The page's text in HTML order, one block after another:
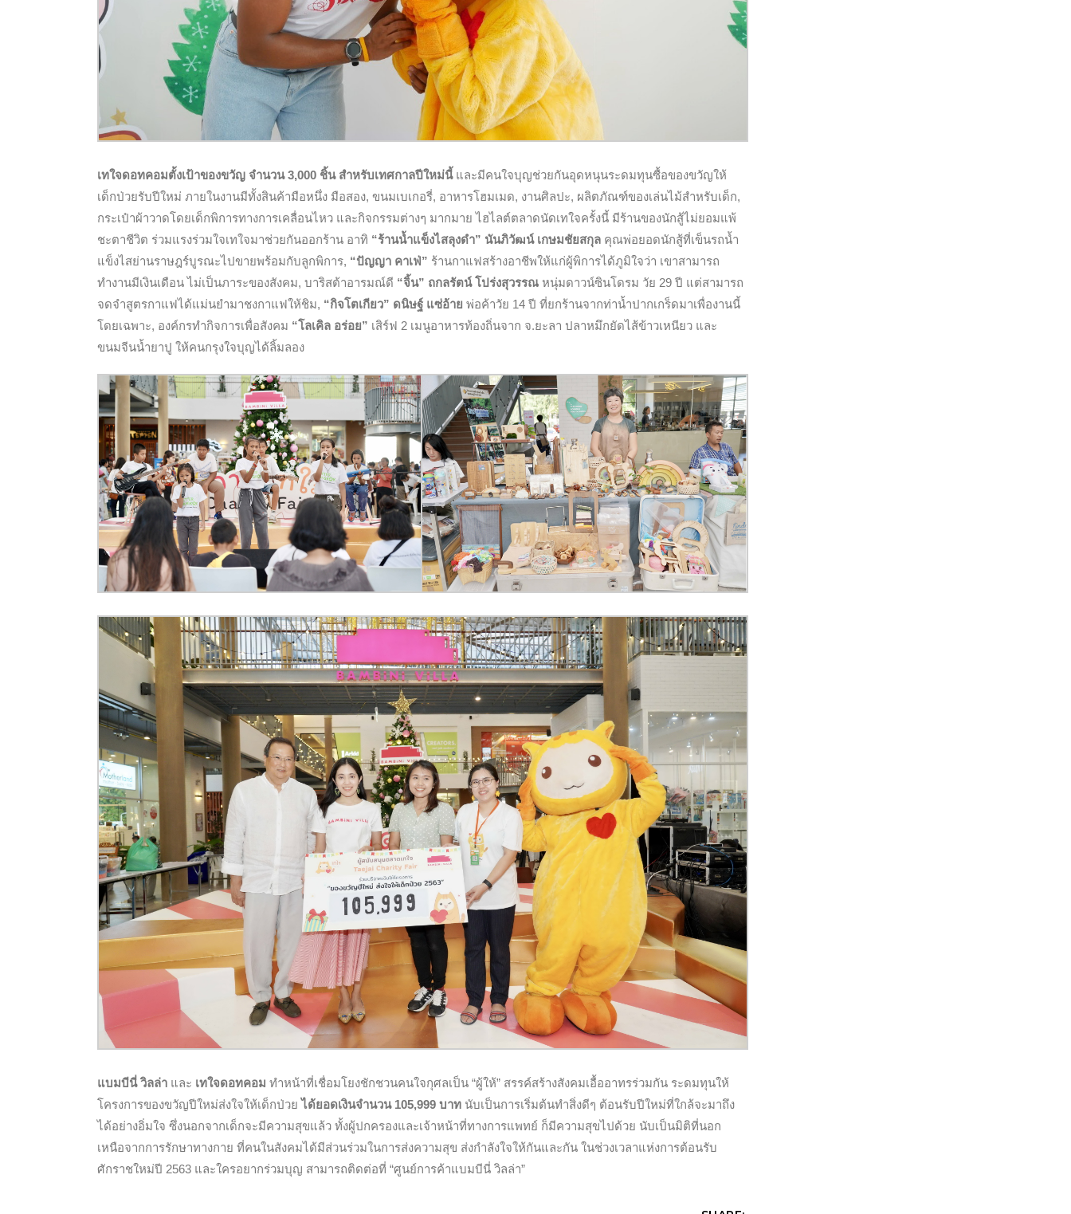
เทใจดอทคอมตั้งเป้าของขวัญ จำนวน 3,000 ชิ้น สำหรับเทศกาลปีใหม่นี้และมีคนใจบุญช่วยกันอุดหนุนระดมทุนซื้อของขวัญให้
เด็กป่วยรับปีใหม่ ภายในงานมีทั้งสินค้ามือหนึ่ง มือสอง, ขนมเบเกอรี่, อาหารโฮมเมด, งานศิลปะ, ผลิตภัณฑ์ของเล่นไม้สำหรับเด็ก,
กระเป๋าผ้าวาดโดยเด็กพิการทางการเคลื่อนไหว และกิจกรรมต่างๆ มากมาย ไฮไลต์ตลาดนัดเทใจครั้งนี้ มีร้านของนักสู้ไม่ยอมแพ้
ชะตาชีวิต ร่วมแรงร่วมใจเทใจมาช่วยกันออกร้าน อาทิ “ร้านน้ำแข็งไสลุงดำ” นันภิวัฒน์ เกษมชัยสกุล คุณพ่อยอดนักสู้ที่เข็นรถน้ำ
แข็งไสย่านราษฎร์บูรณะไปขายพร้อมกับลูกพิการ, “ปัญญา คาเฟ่” ร้านกาแฟสร้างอาชีพให้แก่ผู้พิการได้ภูมิใจว่า เขาสามารถ
ทำงานมีเงินเดือน ไม่เป็นภาระของสังคม, บาริสต้าอารมณ์ดี “จิ้น” ถกลรัตน์ โปร่งสุวรรณ หนุ่มดาวน์ซินโดรม วัย 29 ปี แต่สามารถ
จดจำสูตรกาแฟได้แม่นยำมาชงกาแฟให้ชิม, “กิจโตเกียว” ดนิษฐ์ แซ่อ้าย พ่อค้าวัย 14 ปี ที่ยกร้านจากท่าน้ำปากเกร็ดมาเพื่องานนี้
โดยเฉพาะ, องค์กรทำกิจการเพื่อสังคม “โลเคิล อร่อย” เสิร์ฟ 2 เมนูอาหารท้องถิ่นจาก จ.ยะลา ปลาหมึกยัดไส้ข้าวเหนียว และ
ขนมจีนน้ำยาปู ให้คนกรุงใจบุญได้ลิ้มลอง
แบมบีนี่ วิลล่า และ เทใจดอทคอม ทำหน้าที่เชื่อมโยงชักชวนคนใจกุศลเป็น “ผู้ให้” สรรค์สร้างสังคมเอื้ออาทรร่วมกัน ระดมทุนให้
โครงการของขวัญปีใหม่ส่งใจให้เด็กป่วย ได้ยอดเงินจำนวน 105,999 บาท นับเป็นการเริ่มต้นทำสิ่งดีๆ ต้อนรับปีใหม่ที่ใกล้จะมาถึง
ได้อย่างอิ่มใจ ซึ่งนอกจากเด็กจะมีความสุขแล้ว ทั้งผู้ปกครองและเจ้าหน้าที่ทางการแพทย์ ก็มีความสุขไปด้วย นับเป็นมิติที่นอก
เหนือจากการรักษาทางกาย ที่คนในสังคมได้มีส่วนร่วมในการส่งความสุข ส่งกำลังใจให้กันและกัน ในช่วงเวลาแห่งการต้อนรับ
ศักราชใหม่ปี 2563 และใครอยากร่วมบุญ สามารถติดต่อที่ “ศูนย์การค้าแบมบีนี่ วิลล่า”